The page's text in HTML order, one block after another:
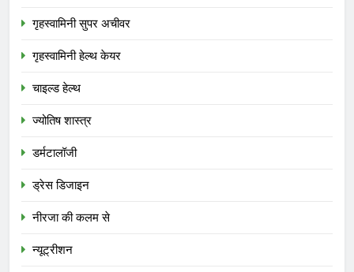
गृहस्वामिनी सुपर अचीवर
गृहस्वामिनी हेल्थ केयर
चाइल्ड हेल्थ
ज्योतिष शास्त्र
डर्मटालॉजी
ड्रेस डिजाइन
नीरजा की कलम से
न्यूट्रीशन